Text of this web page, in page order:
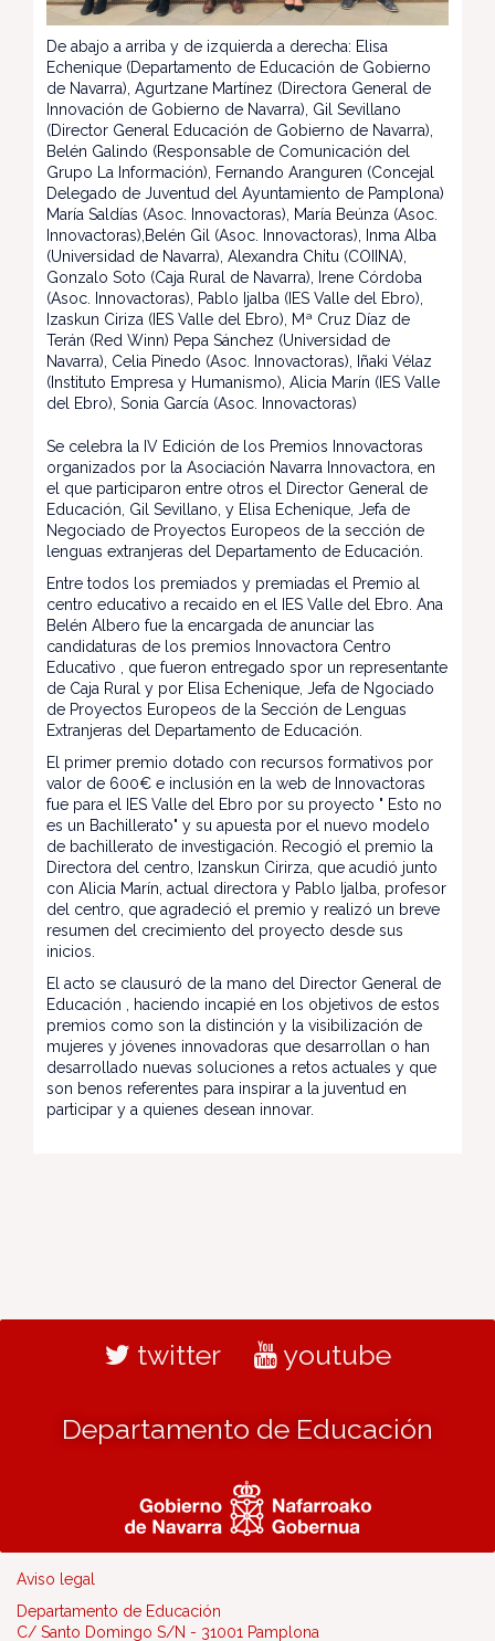
De abajo a arriba y de izquierda a derecha: Elisa
Echenique (Departamento de Educación de Gobierno
de Navarra), Agurtzane Martínez (Directora General de
Innovación de Gobierno de Navarra), Gil Sevillano
(Director General Educación de Gobierno de Navarra),
Belén Galindo (Responsable de Comunicación del
Grupo La Información), Fernando Aranguren (Concejal
Delegado de Juventud del Ayuntamiento de Pamplona)
María Saldías (Asoc. Innovactoras), María Beúnza (Asoc.
Innovactoras),Belén Gil (Asoc. Innovactoras), Inma Alba
(Universidad de Navarra), Alexandra Chitu (COIINA),
Gonzalo Soto (Caja Rural de Navarra), Irene Córdoba
(Asoc. Innovactoras), Pablo Ijalba (IES Valle del Ebro),
Izaskun Ciriza (IES Valle del Ebro), Mª Cruz Díaz de
Terán (Red Winn) Pepa Sánchez (Universidad de
Navarra), Celia Pinedo (Asoc. Innovactoras), Iñaki Vélaz
(Instituto Empresa y Humanismo), Alicia Marín (IES Valle
del Ebro), Sonia García (Asoc. Innovactoras)
Se celebra la IV Edición de los Premios Innovactoras
organizados por la Asociación Navarra Innovactora, en
el que participaron entre otros el Director General de
Educación, Gil Sevillano, y Elisa Echenique, Jefa de
Negociado de Proyectos Europeos de la sección de
lenguas extranjeras del Departamento de Educación.
Entre todos los premiados y premiadas el Premio al
centro educativo a recaido en el IES Valle del Ebro. Ana
Belén Albero fue la encargada de anunciar las
candidaturas de los premios Innovactora Centro
Educativo , que fueron entregado spor un representante
de Caja Rural y por Elisa Echenique, Jefa de Ngociado
de Proyectos Europeos de la Sección de Lenguas
Extranjeras del Departamento de Educación.
El primer premio dotado con recursos formativos por
valor de 600€ e inclusión en la web de Innovactoras
fue para el IES Valle del Ebro por su proyecto " Esto no
es un Bachillerato" y su apuesta por el nuevo modelo
de bachillerato de investigación. Recogió el premio la
Directora del centro, Izanskun Cirirza, que acudió junto
con Alicia Marín, actual directora y Pablo Ijalba, profesor
del centro, que agradeció el premio y realizó un breve
resumen del crecimiento del proyecto desde sus
inicios.
El acto se clausuró de la mano del Director General de
Educación , haciendo incapié en los objetivos de estos
premios como son la distinción y la visibilización de
mujeres y jóvenes innovadoras que desarrollan o han
desarrollado nuevas soluciones a retos actuales y que
son benos referentes para inspirar a la juventud en
participar y a quienes desean innovar.
twitter youtube
Departamento de Educación
Aviso legal
Departamento de Educación
C/ Santo Domingo S/N - 31001 Pamplona